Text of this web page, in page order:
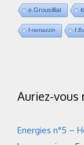
e.Grousilliat
f-ramazzin
Auriez-vous
Energies n°5 –